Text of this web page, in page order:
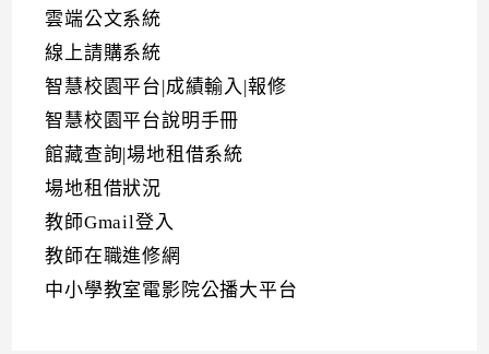
雲端公文系統
線上請購系統
智慧校園平台|成績輸入|報修
智慧校園平台說明手冊
館藏查詢|場地租借系統
場地租借狀況
教師Gmail登入
教師在職進修網
中小學教室電影院公播大平台